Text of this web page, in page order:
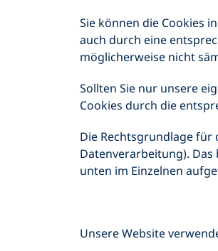
Sie können die Cookies
auch durch eine
möglicherweise nicht
Sollten Sie nur unsere
Cookies durch die
Die Rechtsgrundlage für
Datenverarbeitung).
unten im Einzelnen
Unsere Website